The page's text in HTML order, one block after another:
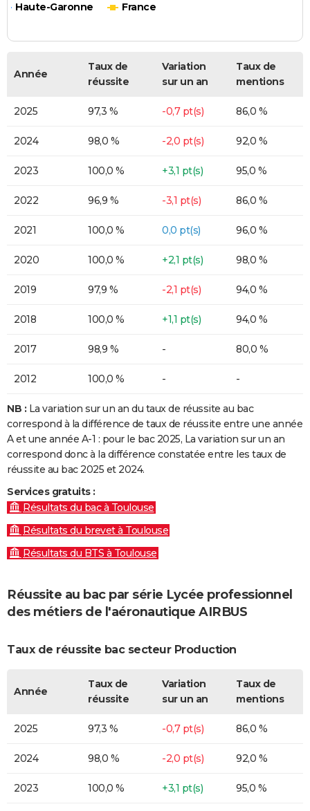
Haute-Garonne
France
Année
Taux de
réussite
Variation
sur un an
Taux de
mentions
2025 97,3 % -0,7 pt(s) 86,0 %
2024 98,0 % -2,0 pt(s) 92,0 %
2023 100,0 % +3,1 pt(s) 95,0 %
2022 96,9 % -3,1 pt(s) 86,0 %
2021 100,0 % 0,0 pt(s) 96,0 %
2020 100,0 % +2,1 pt(s) 98,0 %
2019 97,9 % -2,1 pt(s) 94,0 %
2018 100,0 % +1,1 pt(s) 94,0 %
2017 98,9 % - 80,0 %
2012 100,0 % - -
NB : La variation sur un an du taux de réussite au bac
correspond à la différence de taux de réussite entre une année
A et une année A-1 : pour le bac 2025, La variation sur un an
correspond donc à la différence constatée entre les taux de
réussite au bac 2025 et 2024.
Services gratuits :
Résultats du bac à Toulouse
Résultats du brevet à Toulouse
Résultats du BTS à Toulouse
Réussite au bac par série Lycée professionnel
des métiers de l'aéronautique AIRBUS
Taux de réussite bac secteur Production
Année
Taux de
réussite
Variation
sur un an
Taux de
mentions
2025 97,3 % -0,7 pt(s) 86,0 %
2024 98,0 % -2,0 pt(s) 92,0 %
2023 100,0 % +3,1 pt(s) 95,0 %